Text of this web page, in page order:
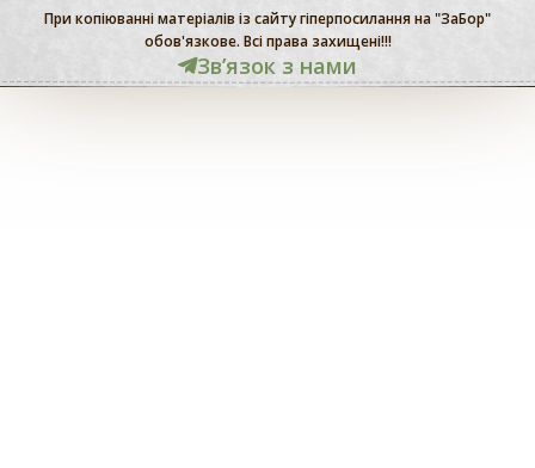
При копіюванні матеріалів із сайту гіперпосилання на "ЗаБор"
обов'язкове. Всі права захищені!!!
Звʼязок з нами